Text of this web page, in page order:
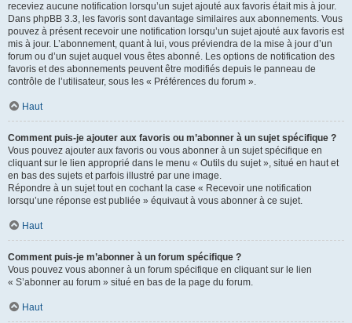
receviez aucune notification lorsqu’un sujet ajouté aux favoris était mis à jour.
Dans phpBB 3.3, les favoris sont davantage similaires aux abonnements. Vous
pouvez à présent recevoir une notification lorsqu’un sujet ajouté aux favoris est
mis à jour. L’abonnement, quant à lui, vous préviendra de la mise à jour d’un
forum ou d’un sujet auquel vous êtes abonné. Les options de notification des
favoris et des abonnements peuvent être modifiés depuis le panneau de
contrôle de l’utilisateur, sous les « Préférences du forum ».
Haut
Comment puis-je ajouter aux favoris ou m’abonner à un sujet spécifique ?
Vous pouvez ajouter aux favoris ou vous abonner à un sujet spécifique en
cliquant sur le lien approprié dans le menu « Outils du sujet », situé en haut et
en bas des sujets et parfois illustré par une image.
Répondre à un sujet tout en cochant la case « Recevoir une notification
lorsqu’une réponse est publiée » équivaut à vous abonner à ce sujet.
Haut
Comment puis-je m’abonner à un forum spécifique ?
Vous pouvez vous abonner à un forum spécifique en cliquant sur le lien
« S’abonner au forum » situé en bas de la page du forum.
Haut